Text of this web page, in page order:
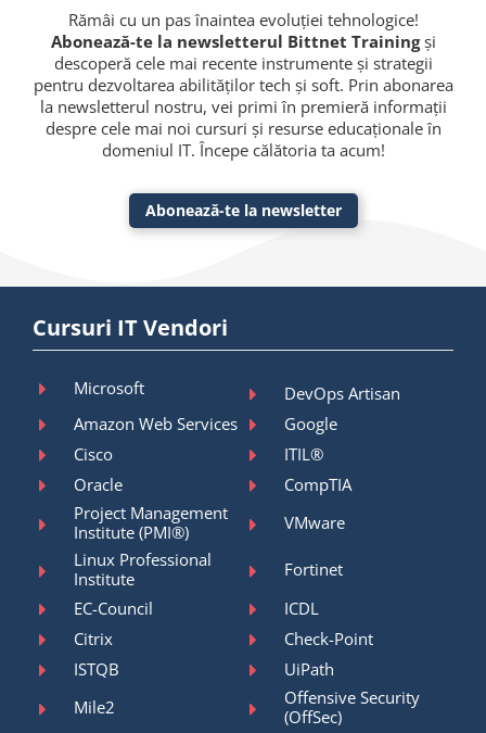
Rămâi cu un pas înaintea evoluției tehnologice!
Abonează-te la newsletterul Bittnet Trainingși
descoperă cele mai recente instrumente și strategii
pentru dezvoltarea abilităților tech și soft. Prin abonarea
la newsletterul nostru, vei primi în premieră informații
despre cele mai noi cursuri și resurse educaționale în
domeniul IT. Începe călătoria ta acum!
Abonează-te la newsletter
Cursuri IT Vendori
Microsoft
DevOps Artisan
Amazon Web Services
Google
Cisco
ITIL®
Oracle
CompTIA
Project Management
Institute (PMI®)
VMware
Linux Professional
Institute
Fortinet
EC-Council
ICDL
Citrix
Check-Point
ISTQB
UiPath
Mile2
Offensive Security
(OffSec)